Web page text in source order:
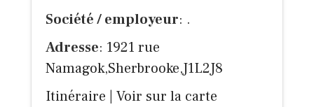
Société / employeur: .
Adresse: 1921 rue
Namagok,Sherbrooke,J1L2J8
Itinéraire
Voir sur la carte